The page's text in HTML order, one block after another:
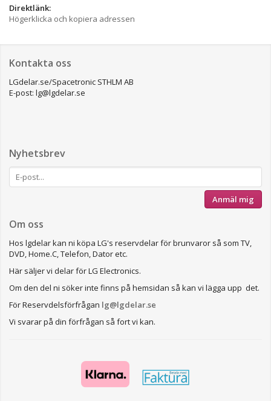
Direktlänk:
Högerklicka och kopiera adressen
Kontakta oss
LGdelar.se/Spacetronic STHLM AB
E-post: lg@lgdelar.se
Nyhetsbrev
Anmäl mig
Om oss
Hos lgdelar kan ni köpa LG's reservdelar för brunvaror så som TV,
DVD, Home.C, Telefon, Dator etc.
Här säljer vi delar för LG Electronics.
Om den del ni söker inte finns på hemsidan så kan vi lägga upp det.
För Reservdelsförfrågan lg@lgdelar.se
Vi svarar på din förfrågan så fort vi kan.